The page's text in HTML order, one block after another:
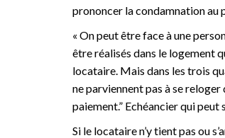
prononcer la condamnation au
« On peut être face à une
être réalisés dans le logement
locataire. Mais dans les trois
ne parviennent pas à se
paiement.” Echéancier qui peut
Si le locataire n’y tient pas ou